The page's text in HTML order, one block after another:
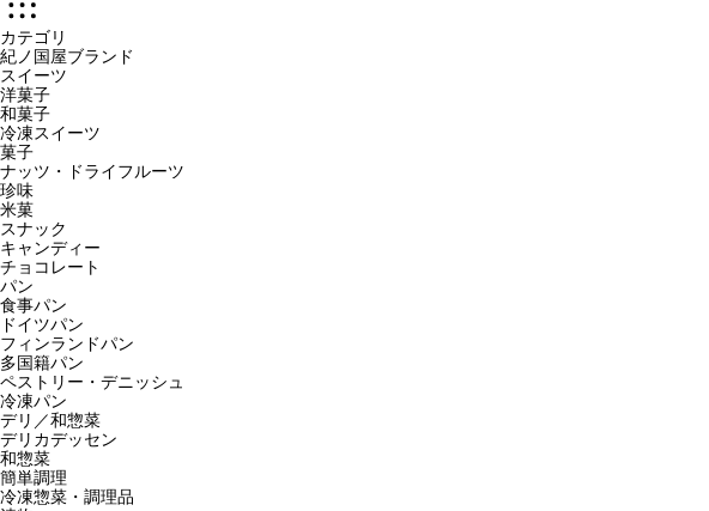
カテゴリ
紀ノ国屋ブランド
スイーツ
洋菓子
和菓子
冷凍スイーツ
菓子
ナッツ・ドライフルーツ
珍味
米菓
スナック
キャンディー
チョコレート
パン
食事パン
ドイツパン
フィンランドパン
多国籍パン
ペストリー・デニッシュ
冷凍パン
デリ／和惣菜
デリカデッセン
和惣菜
簡単調理
冷凍惣菜・調理品